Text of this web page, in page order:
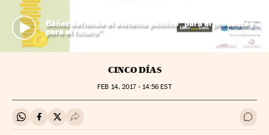
Báñez defiende el sistema público “para el presente y
para el futuro”
CINCO DÍAS
FEB 14, 2017 - 14:56 EST
Compartir en Whatsapp
Compartir en Facebook
Compartir en Twitter
Desplegar Redes Sociales Ir a